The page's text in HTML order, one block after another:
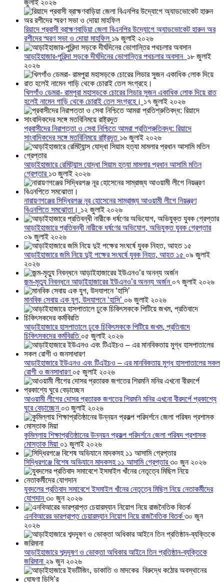
জুলাই ২০২৬
রিয়াদে প্রবাসী ব্রাহ্মণবাড়িয়া জেলা বিএনপির উদ্যোগে অ্যাডভোকেট হারুন অর
রশীদের স্মরণ সভা ও দোয়া মাহফিল ১৯ জুলাই ২০২৬
আড়াইহাজার-পুরিন্দা সড়কে দীর্ঘদিনের ভোগান্তির পথচলার অবসান ১৮ জুলাই
২০২৬
খিলগাঁও ডেমরা- রামপুরা মহাসড়কে চোরের লিডার সুজন একাধিক লোক দিয়ে রাত
হলেই নামেন গাড়ি থেকে চোরাই তেল সংগ্রহে। ১৭ জুলাই ২০২৬
প্রবাসীদের নিরাপত্তা ও সেবা নিশ্চিতে আমরা প্রতিশ্রুতিবদ্ধ: রিয়াদে
সাংবাদিকদের সঙ্গে মতবিনিময়ে রাষ্ট্রদূত ১৬ জুলাই ২০২৬
আড়াইহাজারে রেমিট্যান্স যোদ্ধা সিয়াম হত্যা মামলার প্রধান আসামি মতিন
গ্রেপ্তার ১৩ জুলাই ২০২৬
নারায়ণগঞ্জের সিদ্ধিরগঞ্জ নূর হোসেনের সাম্রাজ্য আওয়ামী লীগে নিয়ন্ত্রণ
বিএনপিতে সমঝোতা। ১২ জুলাই ২০২৬
আড়াইহাজারে প্রতিবন্ধী নারীকে ধর্ষণের অভিযোগ, অভিযুক্ত যুবক গ্রেপ্তার
০৯ জুলাই ২০২৬
আড়াইহাজারে জমি নিয়ে দুই পক্ষের সংঘর্ষে যুবক নিহত, আহত ১৫ ০৯ জুলাই
২০২৬
জন্ম-মৃত্যু নিবন্ধনে আড়াইহাজারের ইউএনও’র অনন্য অর্জন ০৭ জুলাই ২০২৬
মানবিক সেবায় এক যুগ, উদযাপনে ‘হাসি’ ০৬ জুলাই ২০২৬
আড়াইহাজারে হাসপাতালে ঢুকে চিকিৎসককে পিটিয়ে জখম, প্রতিবাদে
চিকিৎসকদের কর্মবিরতি ০৫ জুলাই ২০২৬
আড়াইহাজারে ইউএনও এবং টিএইচও – এর মানবিকতায় মুগ্ধ হাসপাতালের সকল
রোগী ও জনসাধারণ ০৫ জুলাই ২০২৬
আওয়ামী লীগের দোসর প্রতারক জগতের শিরমনি মনির এখনো বীরদর্পে প্রকাশ্যে
ঘুরে বেড়াচ্ছেন ০৩ জুলাই ২০২৬
কুমিল্লায় শিক্ষাপ্রতিষ্ঠানের উন্নয়ন প্রকল্প পরিদর্শনে জেলা পরিষদ প্রশাসক
মোস্তাক মিয়া ০১ জুলাই ২০২৬
সিদ্ধিরগঞ্জে বিশেষ অভিযানে মাদকসহ ১১ আসামি গ্রেপ্তার৩০ জুন ২০২৬
যুবদলের প্রতিবাদ সমাবেশে ইসমাইল খাঁনের নেতৃত্বে মিছিল নিয়ে নেতাকর্মীদের
যোগদান৩০ জুন ২০২৬
এনবিআরের ভারপ্রাপ্ত চেয়ারম্যান নিয়োগ নিয়ে রাজনৈতিক বিতর্ক ৩০ জুন
২০২৬
আড়াইহাজারে শব্দদূষণ ও ভোক্তা অধিকার আইনে তিন প্রতিষ্ঠান-ব্যক্তিকে
জরিমানা ২৯ জুন ২০২৬